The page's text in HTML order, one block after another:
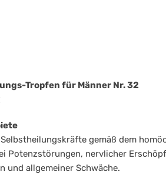
Tropfen für Männer Nr. 32
gemäß dem
Potenzstörungen, nervlicher
und allgemeiner Schwäche.